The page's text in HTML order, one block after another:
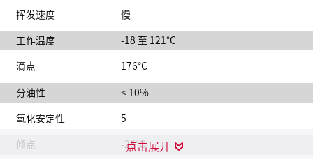
点击展开
挥发速度 慢
工作温度 -18 至 121°C
滴点 176°C
分油性 < 10%
氧化安定性 5
倾点 -26°C